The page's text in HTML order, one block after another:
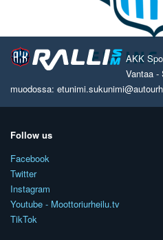
AKK
Vantaa -
muodossa:
Follow us
Facebook
Twitter
Instagram
Youtube - Moottoriurheilu.tv
TikTok